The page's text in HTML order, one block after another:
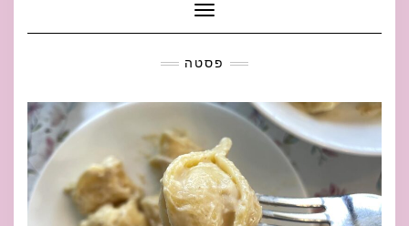
Toggle Navigation
פסטה